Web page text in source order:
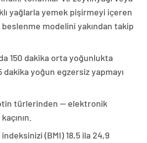
yağlarla yemek pişirmeyi içeren
beslenme modelini yakından takip
150 dakika orta yoğunlukta
dakika yoğun egzersiz yapmayı
türlerinden — elektronik
(BMI) 18,5 ila 24,9